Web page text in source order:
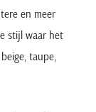
en meer
stijl waar het
taupe,